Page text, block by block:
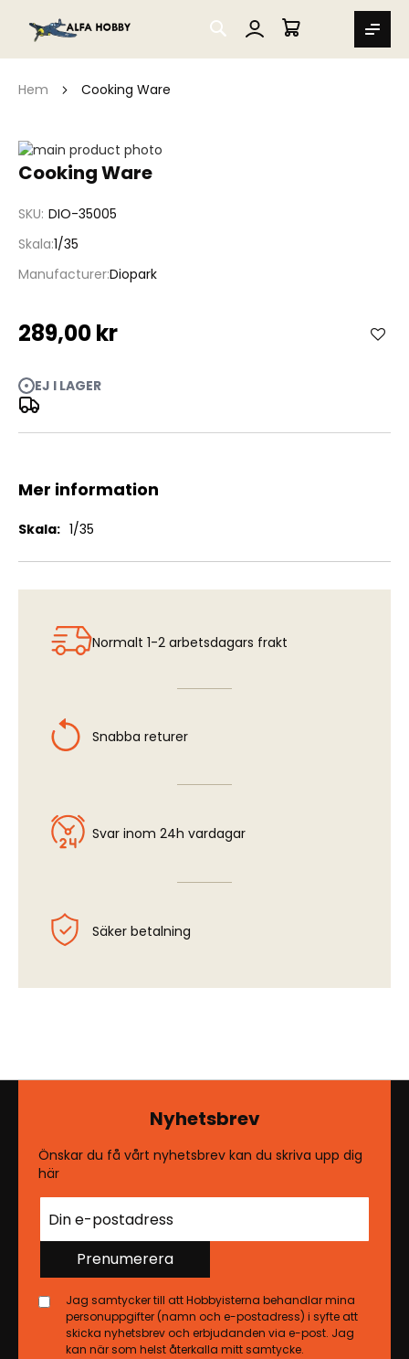
SEARCH
MIN VARUKORG
Hem Cooking Ware
Cooking Ware
SKU DIO-35005
Skala 1/35
ManufacturerDiopark
289,00 kr
EJ I LAGER
Hoppa
till
bildgalleriet
Hoppa
av
bildgalleriet
Mer information
Mer
1/35
Normalt 1-2 arbetsdagars frakt
Snabba returer
Svar inom 24h vardagar
Säker betalning
Nyhetsbrev
Önskar du få vårt nyhetsbrev kan du skriva upp dig
här
Prenumerera
Jag samtycker till att Hobbyisterna behandlar mina
personuppgifter (namn och e-postadress) i syfte att
skicka nyhetsbrev och erbjudanden via e-post. Jag
kan när som helst återkalla mitt samtycke.